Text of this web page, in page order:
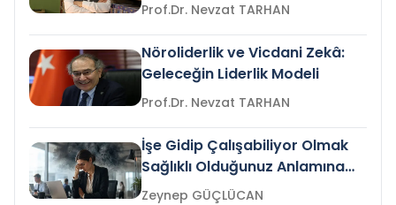
Prof.Dr. Nevzat TARHAN
Nöroliderlik ve Vicdani Zekâ:
Geleceğin Liderlik Modeli
Prof.Dr. Nevzat TARHAN
İşe Gidip Çalışabiliyor Olmak
Sağlıklı Olduğunuz Anlamına
Gelir mi?Zeynep GÜÇLÜCAN